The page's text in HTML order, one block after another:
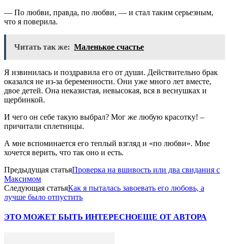
— По любви, правда, по любви, — и стал таким серьезным,
что я поверила.
Читать так же: Маленькое счастье
Я извинилась и поздравила его от души. Действительно брак
оказался не из-за беременности. Они уже много лет вместе,
двое детей. Она неказистая, невысокая, вся в веснушках и
щербинкой.
И чего он себе такую выбрал? Мог же любую красотку! –
причитали сплетницы.
А мне вспоминается его теплый взгляд и «по любви». Мне
хочется верить, что так оно и есть.
Предыдущая статьяПроверка на вшивость или два свидания с
Максимом
Следующая статьяКак я пыталась завоевать его любовь, а
лучше было отпустить
ЭТО МОЖЕТ БЫТЬ ИНТЕРЕСНОЕЩЕ ОТ АВТОРА